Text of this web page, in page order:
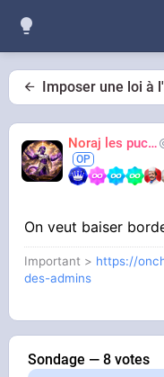
Imposer une loi à
Noraj les pucix
On veut baiser
Important > https://
des-admins
Sondage — 8 votes